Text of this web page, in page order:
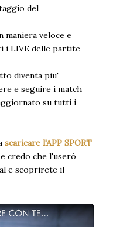
del
maniera veloce e
i LIVE delle partite
diventa piu'
e seguire i match
su tutti i
scaricare l'APP SPORT
credo che l'userò
e scoprirete il